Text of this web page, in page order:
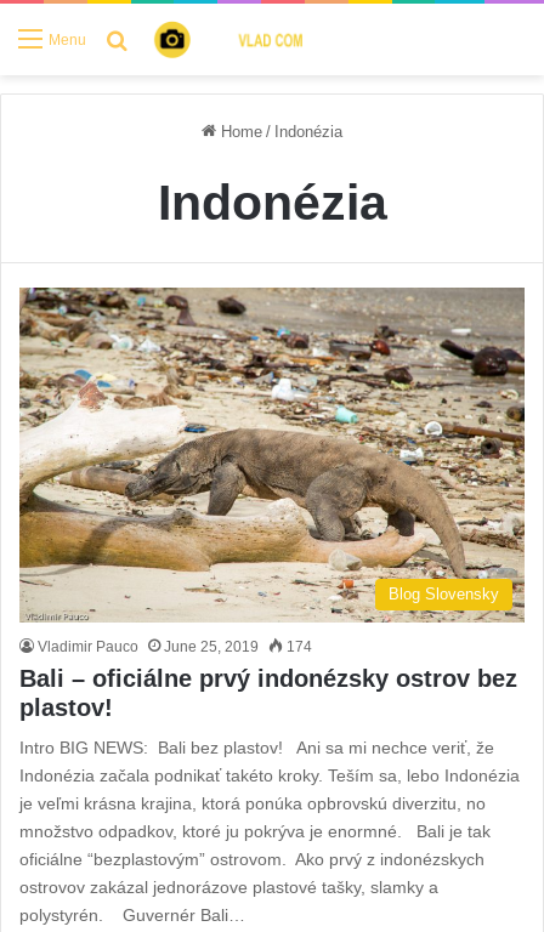
Menu Search for
Home / Indonézia
Indonézia
Blog Slovensky
Vladimir Pauco June 25, 2019 174
Bali – oficiálne prvý indonézsky ostrov bez
plastov!
Intro BIG NEWS: Bali bez plastov! Ani sa mi nechce veriť, že
Indonézia začala podnikať takéto kroky. Teším sa, lebo Indonézia
je veľmi krásna krajina, ktorá ponúka opbrovskú diverzitu, no
množstvo odpadkov, ktoré ju pokrýva je enormné. Bali je tak
oficiálne “bezplastovým” ostrovom. Ako prvý z indonézskych
ostrovov zakázal jednorázove plastové tašky, slamky a
polystyrén. Guvernér Bali…